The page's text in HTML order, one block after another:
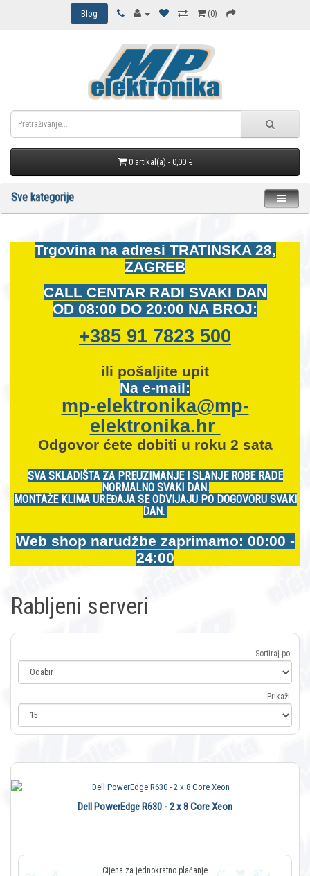
Blog (0)
0 artikal(a) - 0,00 €
Sve kategorije
Trgovina na adresi TRATINSKA 28,
ZAGREB
CALL CENTAR RADI SVAKI DAN
OD 08:00 DO 20:00 NA BROJ:
+385 91 7823 500
ili pošaljite upit
Na e-mail:
mp-elektronika@mp-
elektronika.hr
Odgovor ćete dobiti u roku 2 sata
SVA SKLADIŠTA ZA PREUZIMANJE I SLANJE ROBE RADE
NORMALNO SVAKI DAN.
MONTAŽE KLIMA UREĐAJA SE ODVIJAJU PO DOGOVORU SVAKI
DAN.
Web shop narudžbe zaprimamo: 00:00 -
24:00
Rabljeni serveri
Sortiraj po:
Prikaži:
Dell PowerEdge R630 - 2 x 8 Core Xeon